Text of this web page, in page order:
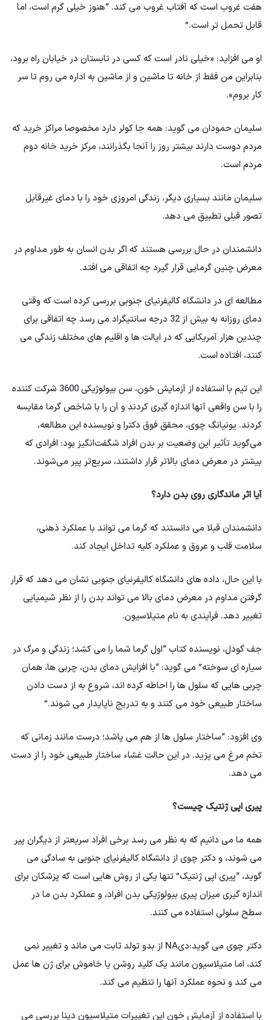
هفت غروب است که آفتاب غروب می کند. “هنوز خیلی گرم است، اما
قابل تحمل تر است.”
او می افزاید: «خیلی نادر است که کسی در تابستان در خیابان راه برود،
بنابراین من فقط از خانه تا ماشین و از ماشین به اداره می روم تا سر
کار بروم».
سلیمان حمودان می گوید: همه جا کولر دارد مخصوصا مراکز خرید که
مردم دوست دارند بیشتر روز را آنجا بگذرانند، مرکز خرید خانه دوم
مردم است.
سلیمان مانند بسیاری دیگر، زندگی امروزی خود را با دمای غیرقابل
تصور قبلی تطبیق می دهد.
دانشمندان در حال بررسی هستند که اگر بدن انسان به طور مداوم در
معرض چنین گرمایی قرار گیرد چه اتفاقی می افتد.
مطالعه ای در دانشگاه کالیفرنیای جنوبی بررسی کرده است که وقتی
دمای روزانه به بیش از 32 درجه سانتیگراد می رسد چه اتفاقی برای
چندین هزار آمریکایی که در ایالت ها و اقلیم های مختلف زندگی می
کنند، افتاده است.
این تیم با استفاده از آزمایش خون، سن بیولوژیکی 3600 شرکت کننده
را با سن واقعی آنها اندازه گیری کردند و آن را با شاخص گرما مقایسه
کردند. یونیانگ چوی، محقق فوق دکترا و نویسنده این مطالعه،
می‌گوید تأثیر این وضعیت بر بدن افراد شگفت‌انگیز بود: افرادی که
بیشتر در معرض دمای بالاتر قرار داشتند، سریع‌تر پیر می‌شوند.
آیا اثر ماندگاری روی بدن دارد؟
دانشمندان قبلا می دانستند که گرما می تواند با عملکرد ذهنی،
سلامت قلب و عروق و عملکرد کلیه تداخل ایجاد کند.
با این حال، داده های دانشگاه کالیفرنیای جنوبی نشان می دهد که قرار
گرفتن مداوم در معرض دمای بالا می تواند بدن را از نظر شیمیایی
تغییر دهد. فرآیندی به نام متیلاسیون.
جف گودل، نویسنده کتاب “اول گرما شما را می کشد؛ زندگی و مرگ در
سیاره ای سوخته” می گوید: “با افزایش دمای بدن، چربی ها، همان
چربی هایی که سلول ها را احاطه کرده اند، شروع به از دست دادن
ساختار طبیعی خود می کنند و به تدریج ناپایدار می شوند.”
وی افزود: “ساختار سلول ها از هم می پاشد؛ درست مانند زمانی که
تخم مرغ می پزید. در این حالت غشاء ساختار طبیعی خود را از دست
می دهد.
پیری اپی ژنتیک چیست؟
همه ما می دانیم که به نظر می رسد برخی افراد سریعتر از دیگران پیر
می شوند، و دکتر چوی از دانشگاه کالیفرنیای جنوبی به سادگی می
گوید، “پیری اپی ژنتیک” تنها یکی از روش هایی است که پزشکان برای
اندازه گیری میزان پیری بیولوژیکی بدن افراد، و عملکرد بدن ما در
سطح سلولی استفاده می کنند.
دکتر چوی می گوید:دیNA از بدو تولد ثابت می ماند و تغییر نمی
کند، اما متیلاسیون مانند یک کلید روشن یا خاموش برای ژن ها عمل
می کند و نحوه عملکرد آنها را تنظیم می کند.
با استفاده از آزمایش خون این تغییرات متیلاسیون دینا بررسی می